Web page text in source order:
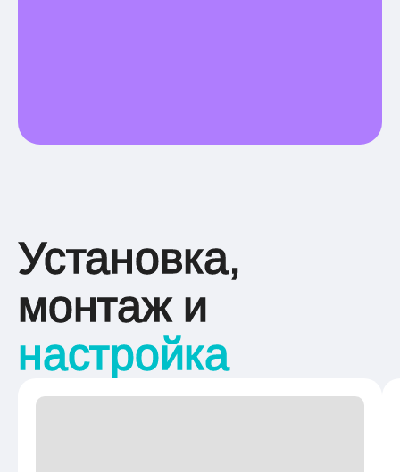
Установка,
монтаж и
настройка